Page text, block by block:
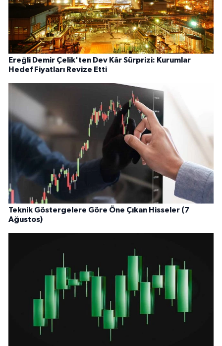
Ereğli Demir Çelik'ten Dev Kâr Sürprizi: Kurumlar
Hedef Fiyatları Revize Etti
Teknik Göstergelere Göre Öne Çıkan Hisseler (7
Ağustos)